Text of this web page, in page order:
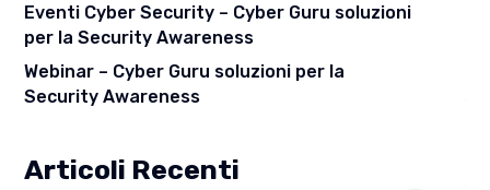
Eventi Cyber Security – Cyber Guru soluzioni
per la Security Awareness
Webinar – Cyber Guru soluzioni per la
Security Awareness
Articoli Recenti